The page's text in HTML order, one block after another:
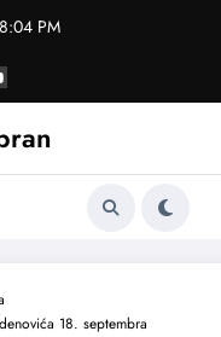
PM
18. septembra